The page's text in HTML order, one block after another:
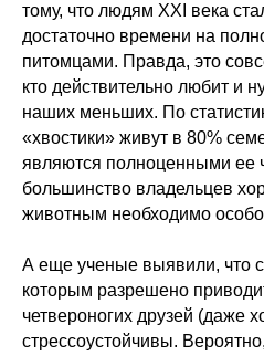
тому, что людям XXI века
достаточно времени на
питомцами. Правда, это
кто действительно любит и
наших меньших. По
«хвостики» живут в 80%
являются полноценными
большинство владельцев
животным необходимо
А еще ученые выявили, что
которым разрешено
четвероногих друзей (даже
стрессоустойчивы.